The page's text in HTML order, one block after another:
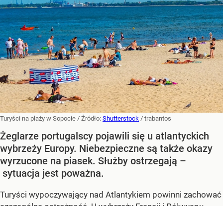
Turyści na plaży w Sopocie / Źródło: Shutterstock / trabantos
Żeglarze portugalscy pojawili się u atlantyckich
wybrzeży Europy. Niebezpieczne są także okazy
wyrzucone na piasek. Służby ostrzegają –
sytuacja jest poważna.
Turyści wypoczywający nad Atlantykiem powinni zachować